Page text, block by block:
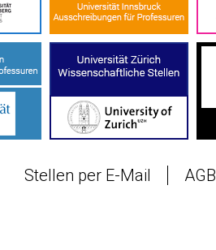
Stellen per E-Mail AGB